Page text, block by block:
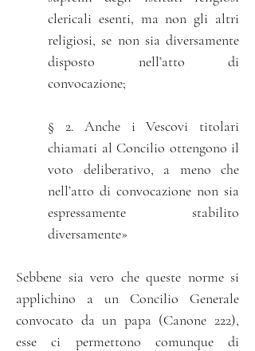
clericali esenti, ma non gli altri
religiosi, se non sia diversamente
disposto nell’atto di
convocazione;
§ 2. Anche i Vescovi titolari
chiamati al Concilio ottengono il
voto deliberativo, a meno che
nell’atto di convocazione non sia
espressamente stabilito
diversamente»
Sebbene sia vero che queste norme si
applichino a un Concilio Generale
convocato da un papa (Canone 222),
esse ci permettono comunque di